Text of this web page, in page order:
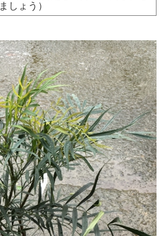
ましょう）